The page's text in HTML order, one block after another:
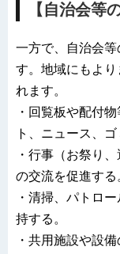
【自治会等
一方で、自治会
す。地域にもよ
れます。
・回覧板や配付
ト、ニュース、
・行事（お祭り
の交流を促進する
・清掃、パトロ
持する。
・共用施設や設